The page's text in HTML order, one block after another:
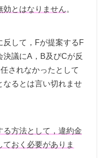
効とはなりません。
反して，Fが提案するF
決議にA，B及びCが反
されなかったとして
なるとは言い切れませ
る方法として，違約金
おく必要がありま